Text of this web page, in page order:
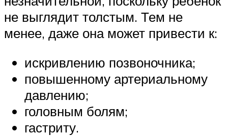
не выглядит толстым. Тем не
менее, даже она может привести к:
искривлению позвоночника;
повышенному артериальному
давлению;
головным болям;
гастриту.